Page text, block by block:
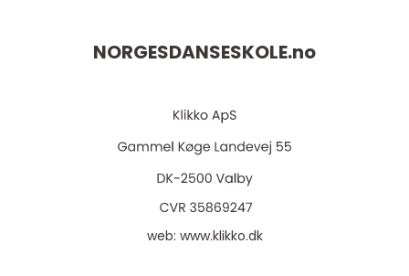
NORGESDANSESKOLE.no
web: www.klikko.dk